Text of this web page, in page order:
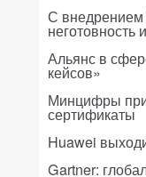
С внедрением
неготовность
Альянс в
кейсов»
Минцифры
сертификаты
Huawei
Gartner: